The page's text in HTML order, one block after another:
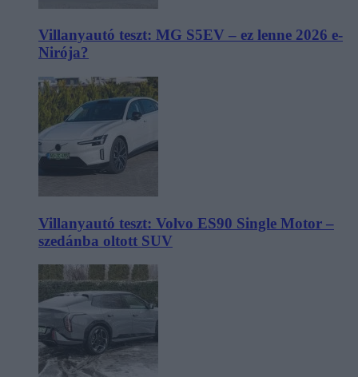
Villanyautó teszt: MG S5EV – ez lenne 2026 e-
Nirója?
Villanyautó teszt: Volvo ES90 Single Motor –
szedánba oltott SUV